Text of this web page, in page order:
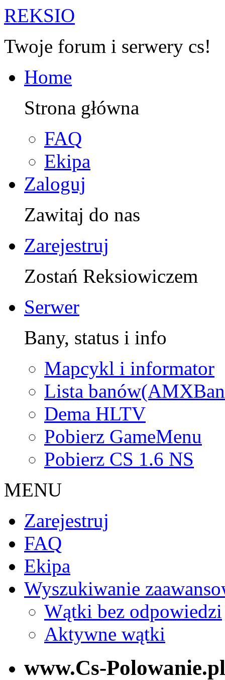
REKSIO
Twoje forum i serwery cs!
Home
Strona główna
FAQ
Ekipa
Zaloguj
Zawitaj do nas
Zarejestruj
Zostań Reksiowiczem
Serwer
Bany, status i info
Mapcykl i informator
Lista
Dema HLTV
Pobierz GameMenu
Pobierz CS 1.6 NS
MENU
Zarejestruj
FAQ
Ekipa
Wyszukiwanie
Wątki bez odpowiedzi
Aktywne wątki
www.Cs-